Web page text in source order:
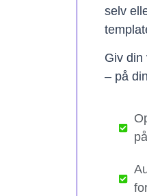
selv
Giv din
– på